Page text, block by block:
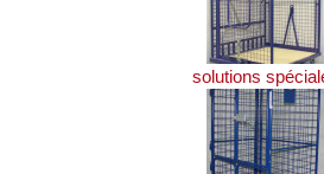
solutions